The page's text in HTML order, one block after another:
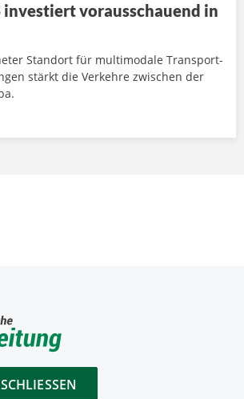
investiert vorausschauend in
Standort für multimodale Transport-
stärkt die Verkehre zwischen der